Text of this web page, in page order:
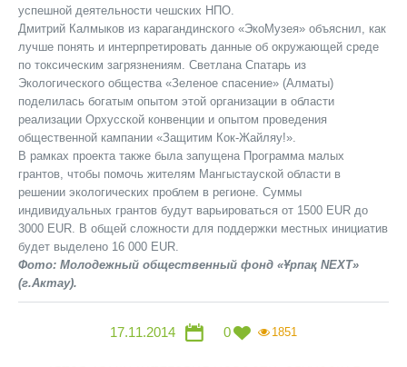
успешной деятельности чешских НПО.
Дмитрий Калмыков из карагандинского «ЭкоМузея» объяснил, как
лучше понять и интерпретировать данные об окружающей среде
по токсическим загрязнениям. Светлана Спатарь из
Экологического общества «Зеленое спасение» (Алматы)
поделилась богатым опытом этой организации в области
реализации Орхусской конвенции и опытом проведения
общественной кампании «Защитим Кок-Жайляу!».
В рамках проекта также была запущена Программа малых
грантов, чтобы помочь жителям Мангыстауской области в
решении экологических проблем в регионе. Суммы
индивидуальных грантов будут варьироваться от 1500 EUR до
3000 EUR. В общей сложности для поддержки местных инициатив
будет выделено 16 000 EUR.
Фото: Молодежный общественный фонд «Ұрпақ NEXT»
(г.Актау).
17.11.2014 0 1851